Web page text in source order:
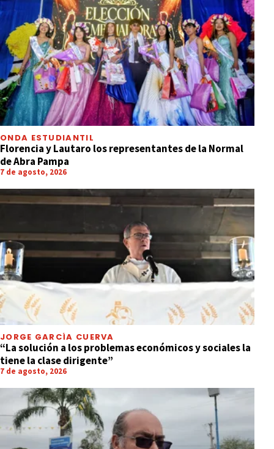
ONDA ESTUDIANTIL
Florencia y Lautaro los representantes de la Normal
de Abra Pampa
7 de agosto, 2026
JORGE GARCÍA CUERVA
“La solución a los problemas económicos y sociales la
tiene la clase dirigente”
7 de agosto, 2026